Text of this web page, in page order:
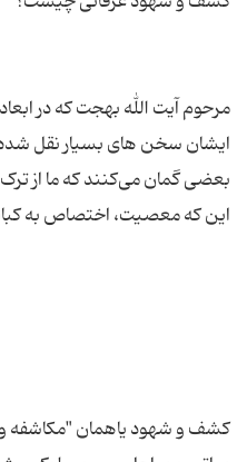
مرحوم آیت الله بهجت که در
ایشان سخن های بسیار نقل
بعضی گمان می‌کنند که ما از
کشف و شهود یاهمان "مکاشفه و